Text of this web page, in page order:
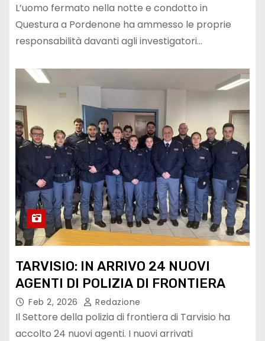
L’uomo fermato nella notte e condotto in
Questura a Pordenone ha ammesso le proprie
responsabilità davanti agli investigatori…
TARVISIO: IN ARRIVO 24 NUOVI
AGENTI DI POLIZIA DI FRONTIERA
Feb 2, 2026 Redazione
Il Settore della polizia di frontiera di Tarvisio ha
accolto 24 nuovi agenti. I nuovi arrivati